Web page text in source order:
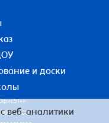
и доски
веб-аналитики